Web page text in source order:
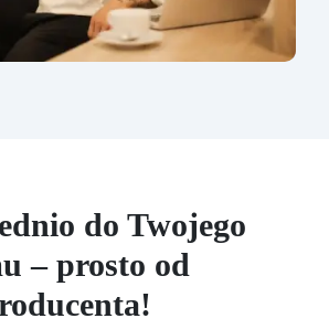
do Twojego
– prosto od